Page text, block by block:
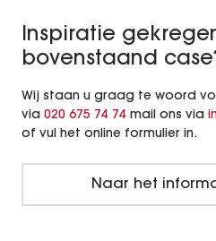
Inspiratie
bovenstaand
Wij staan u graag te woord
via 020 675 74 74 mail ons via
of vul het online formulier in.
Naar het